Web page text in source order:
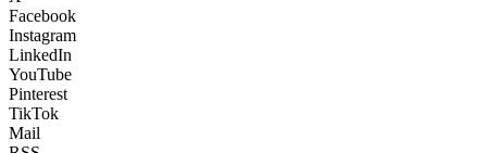
Facebook
Instagram
LinkedIn
YouTube
Pinterest
TikTok
Mail